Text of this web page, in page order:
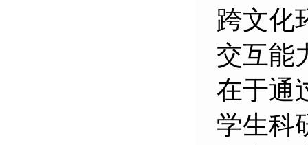
跨文化
交互能
在于通
学生科